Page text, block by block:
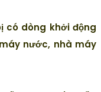
có dòng khởi động
nước, nhà máy